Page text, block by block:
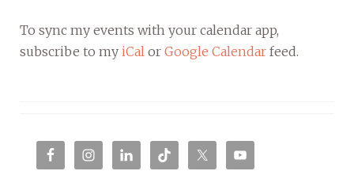
To sync my events with your calendar app,
subscribe to my iCal or Google Calendar feed.